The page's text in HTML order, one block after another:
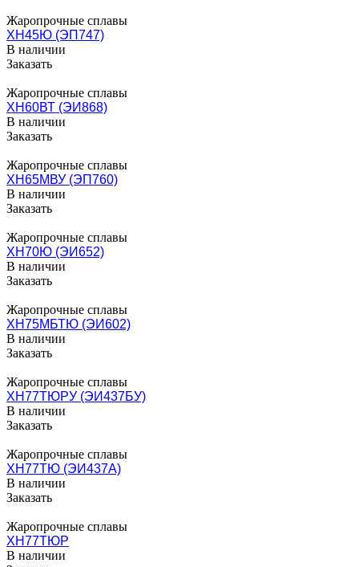
Жаропрочные сплавы
ХН45Ю (ЭП747)
В наличии
Заказать
Жаропрочные сплавы
ХН60ВТ (ЭИ868)
В наличии
Заказать
Жаропрочные сплавы
ХН65МВУ (ЭП760)
В наличии
Заказать
Жаропрочные сплавы
ХН70Ю (ЭИ652)
В наличии
Заказать
Жаропрочные сплавы
ХН75МБТЮ (ЭИ602)
В наличии
Заказать
Жаропрочные сплавы
ХН77ТЮРУ (ЭИ437БУ)
В наличии
Заказать
Жаропрочные сплавы
ХН77ТЮ (ЭИ437А)
В наличии
Заказать
Жаропрочные сплавы
ХН77ТЮР
В наличии